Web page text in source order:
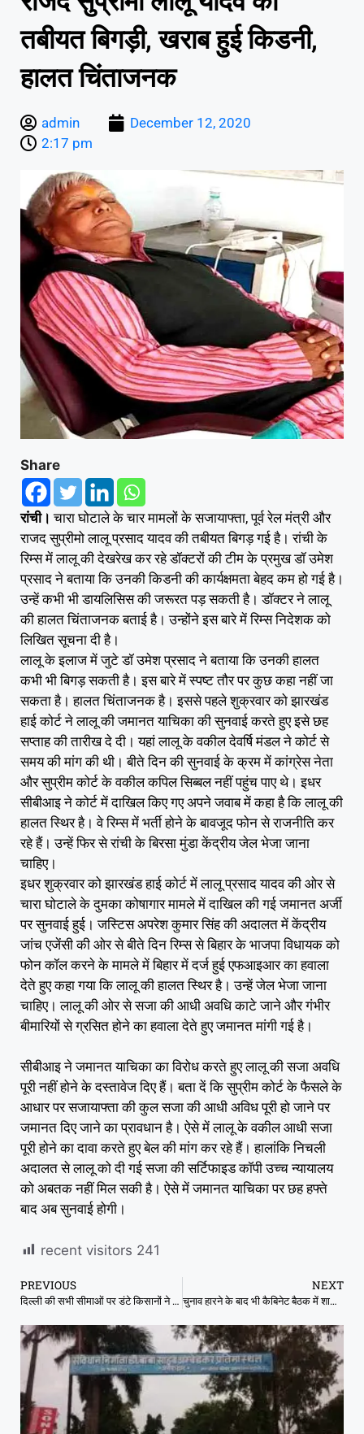
तबीयत बिगड़ी, खराब हुई किडनी,
हालत चिंताजनक
admin
December 12, 2020
2:17 pm
Share
रांची। चारा घोटाले के चार मामलों के सजायाफ्ता, पूर्व रेल मंत्री और
राजद सुप्रीमो लालू प्रसाद यादव की तबीयत बिगड़ गई है। रांची के
रिम्‍स में लालू की देखरेख कर रहे डॉक्‍टरों की टीम के प्रमुख डॉ उमेश
प्रसाद ने बताया कि उनकी किडनी की कार्यक्षमता बेहद कम हो गई है।
उन्‍हें कभी भी डायलिसिस की जरूरत पड़ सकती है। डॉक्‍टर ने लालू
की हालत चिंताजनक बताई है। उन्‍होंने इस बारे में रिम्‍स निदेशक को
लिखित सूचना दी है।
लालू के इलाज में जुटे डॉ उमेश प्रसाद ने बताया कि उनकी हालत
कभी भी बिगड़ सकती है। इस बारे में स्‍पष्‍ट तौर पर कुछ कहा नहीं जा
सकता है। हालत चिंताजनक है। इससे पहले शुक्रवार को झारखंड
हाई कोर्ट ने लालू की जमानत याचिका की सुनवाई करते हुए इसे छह
सप्‍ताह की तारीख दे दी। यहां लालू के वकील देवर्षि मंडल ने कोर्ट से
समय की मांग की थी। बीते दिन की सुनवाई के क्रम में कांग्रेस नेता
और सुप्रीम कोर्ट के वकील कपिल सिब्‍बल नहीं पहुंच पाए थे। इधर
सीबीआइ ने कोर्ट में दाखिल किए गए अपने जवाब में कहा है कि लालू की
हालत स्थिर है। वे रिम्‍स में भर्ती होने के बावजूद फोन से राजनीति कर
रहे हैं। उन्‍हें फिर से रांची के बिरसा मुंडा केंद्रीय जेल भेजा जाना
चाहिए।
इधर शुक्रवार को झारखंड हाई कोर्ट में लालू प्रसाद यादव की ओर से
चारा घोटाले के दुमका कोषागार मामले में दाखिल की गई जमानत अर्जी
पर सुनवाई हुई। जस्टिस अपरेश कुमार सिंह की अदालत में केंद्रीय
जांच एजेंसी की ओर से बीते दिन रिम्‍स से बिहार के भाजपा विधायक को
फोन कॉल करने के मामले में बिहार में दर्ज हुई एफआइआर का हवाला
देते हुए कहा गया कि लालू की हालत स्थिर है। उन्‍हें जेल भेजा जाना
चाहिए। लालू की ओर से सजा की आधी अवधि काटे जाने और गंभीर
बीमारियों से ग्रसित होने का हवाला देते हुए जमानत मांगी गई है।
सीबीआइ ने जमानत याचिका का विरोध करते हुए लालू की सजा अवधि
पूरी नहीं होने के दस्‍तावेज दिए हैं। बता दें कि सुप्रीम कोर्ट के फैसले के
आधार पर सजायाफ्ता की कुल सजा की आधी अविध पूरी हो जाने पर
जमानत दिए जाने का प्रावधान है। ऐसे में लालू के वकील आधी सजा
पूरी होने का दावा करते हुए बेल की मांग कर रहे हैं। हालांकि निचली
अदालत से लालू को दी गई सजा की सर्टिफाइड कॉपी उच्‍च न्‍यायालय
को अबतक नहीं मिल सकी है। ऐसे में जमानत याचिका पर छह हफ्ते
बाद अब सुनवाई होगी।
recent visitors 241
PREVIOUS
दिल्ली की सभी सीमाओं पर डंटे किसानों ने किया भूख हड़ताल का ऐलान
NEXT
चुनाव हारने के बाद भी कैबिनेट बैठक में शामिल हुए होने की आखिर क्या है हकीक़त ?